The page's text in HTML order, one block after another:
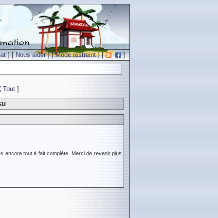
] [Nous aider] [Mode restreint] [ ]
Tout ]
encore tout à fait complète. Merci de revenir plus